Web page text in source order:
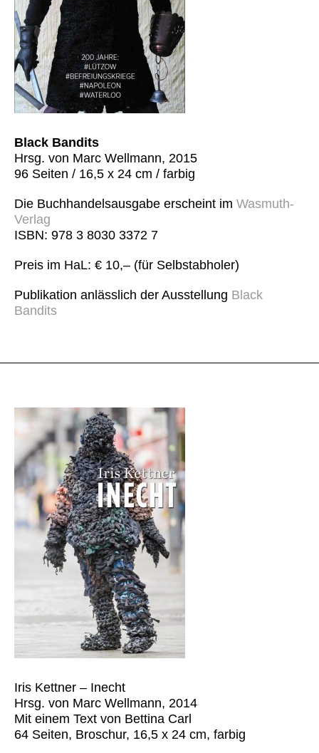
Black Bandits
Hrsg. von Marc Wellmann, 2015
96 Seiten / 16,5 x 24 cm / farbig
Die Buchhandelsausgabe erscheint im Wasmuth-
Verlag
ISBN: 978 3 8030 3372 7
Preis im HaL: € 10,– (für Selbstabholer)
Publikation anlässlich der Ausstellung Black
Bandits
Iris Kettner – Inecht
Hrsg. von Marc Wellmann, 2014
Mit einem Text von Bettina Carl
64 Seiten, Broschur, 16,5 x 24 cm, farbig